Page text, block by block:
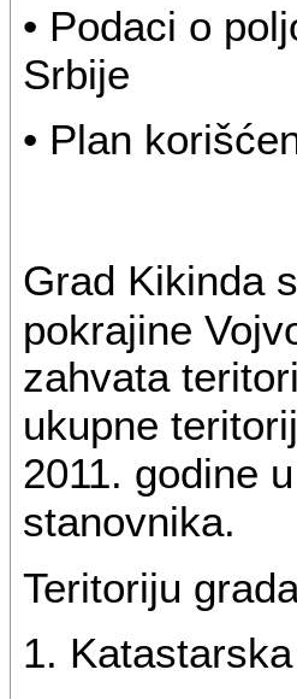
• Podaci o
Srbije
• Plan
Grad Kikinda
pokrajine
zahvata
ukupne
2011. godine
stanovnika.
Teritoriju
1.